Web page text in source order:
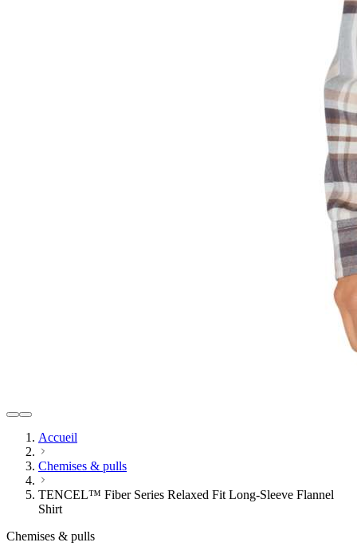
Accueil
Chemises & pulls
TENCEL™ Fiber Series Relaxed Fit Long-Sleeve Flannel
Shirt
Chemises & pulls